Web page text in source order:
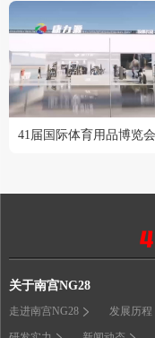
关于南宫NG28
走进南宫NG28 发展历程